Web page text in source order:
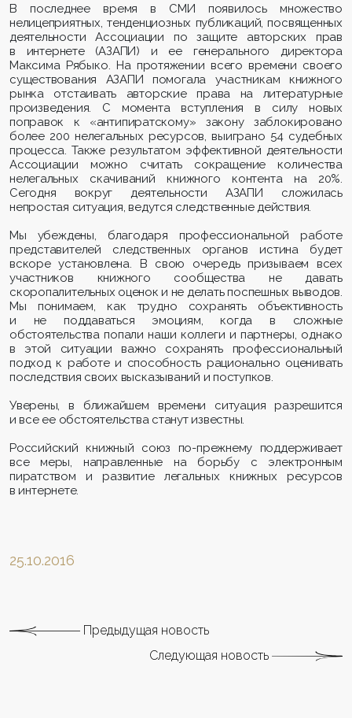
В последнее время в СМИ появилось множество
нелицеприятных, тенденциозных публикаций, посвященных
деятельности Ассоциации по защите авторских прав
в интернете (АЗАПИ) и ее генерального директора
Максима Рябыко. На протяжении всего времени своего
существования АЗАПИ помогала участникам книжного
рынка отстаивать авторские права на литературные
произведения. С момента вступления в силу новых
поправок к «антипиратскому» закону заблокировано
более 200 нелегальных ресурсов, выиграно 54 судебных
процесса. Также результатом эффективной деятельности
Ассоциации можно считать сокращение количества
нелегальных скачиваний книжного контента на 20%.
Сегодня вокруг деятельности АЗАПИ сложилась
непростая ситуация, ведутся следственные действия.
Мы убеждены, благодаря профессиональной работе
представителей следственных органов истина будет
вскоре установлена. В свою очередь призываем всех
участников книжного сообщества не давать
скоропалительных оценок и не делать поспешных выводов.
Мы понимаем, как трудно сохранять объективность
и не поддаваться эмоциям, когда в сложные
обстоятельства попали наши коллеги и партнеры, однако
в этой ситуации важно сохранять профессиональный
подход к работе и способность рационально оценивать
последствия своих высказываний и поступков.
Уверены, в ближайшем времени ситуация разрешится
и все ее обстоятельства станут известны.
Российский книжный союз по-прежнему поддерживает
все меры, направленные на борьбу с электронным
пиратством и развитие легальных книжных ресурсов
в интернете.
25.10.2016
Предыдущая новость
Следующая новость